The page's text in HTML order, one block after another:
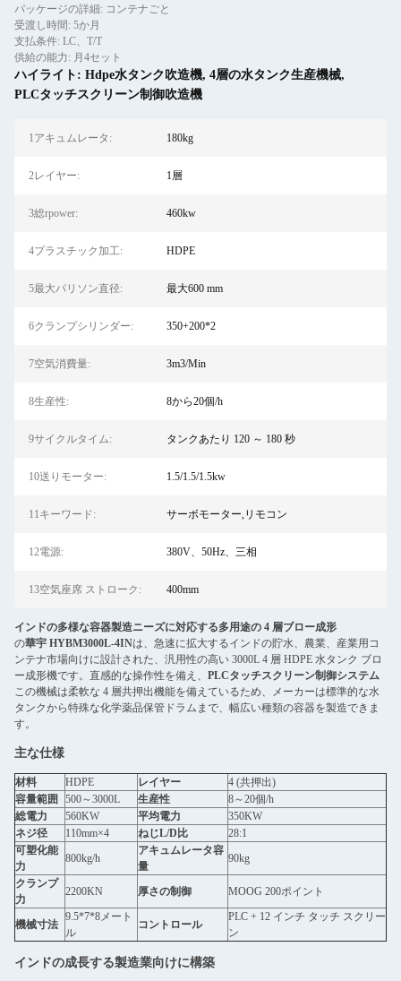
パッケージの詳細: コンテナごと
受渡し時間: 5か月
支払条件: LC、T/T
供給の能力: 月4セット
ハイライト: Hdpe水タンク吹造機, 4層の水タンク生産機械,
PLCタッチスクリーン制御吹造機
1アキュムレータ: 180kg
2レイヤー: 1層
3総rpower: 460kw
4プラスチック加工: HDPE
5最大パリソン直径: 最大600 mm
6クランプシリンダー: 350+200*2
7空気消費量: 3m3/Min
8生産性: 8から20個/h
9サイクルタイム: タンクあたり 120 ～ 180 秒
10送りモーター: 1.5/1.5/1.5kw
11キーワード: サーボモーター,リモコン
12電源: 380V、50Hz、三相
13空気座席 ストローク: 400mm
インドの多様な容器製造ニーズに対応する多用途の 4 層ブロー成形
の華宇 HYBM3000L-4INは、急速に拡大するインドの貯水、農業、産業用コ
ンテナ市場向けに設計された、汎用性の高い 3000L 4 層 HDPE 水タンク ブロ
ー成形機です。直感的な操作性を備え、 PLCタッチスクリーン制御システム
この機械は柔軟な 4 層共押出機能を備えているため、メーカーは標準的な水
タンクから特殊な化学薬品保管ドラムまで、幅広い種類の容器を製造できま
す。
主な仕様
材料 HDPE レイヤー
4 (共押出)
容量範囲
500～3000L 生産性
8～20個/h
総電力
560KW 平均電力
350KW
ネジ径
110mm×4 ねじL/D比
28:1
可塑化能
力
800kg/h
アキュムレータ容
量
90kg
クランプ
力
2200KN 厚さの制御 MOOG 200ポイント
機械寸法
9.5*7*8メート
ル
コントロール
PLC + 12 インチ タッチ スクリー
ン
インドの成長する製造業向けに構築